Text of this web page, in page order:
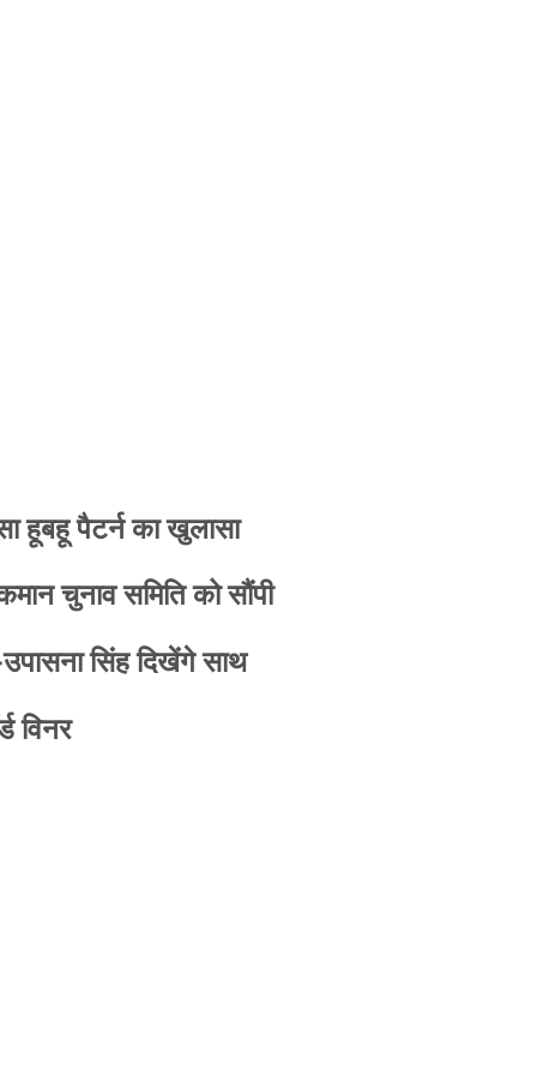
हूबहू पैटर्न का खुलासा
चुनाव समिति को सौंपी
उपासना सिंह दिखेंगे साथ
विनर